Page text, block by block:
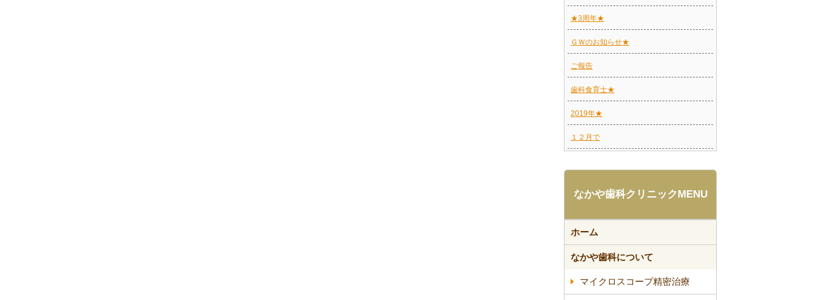
★3周年★
ＧＷのお知らせ★
ご報告
歯科食育士★
2019年★
１２月で
なかや歯科クリニックMENU
ホーム
なかや歯科について
マイクロスコープ精密治療